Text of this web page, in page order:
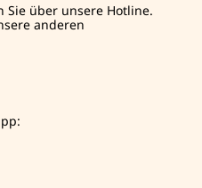
Sie über unsere Hotline.
anderen